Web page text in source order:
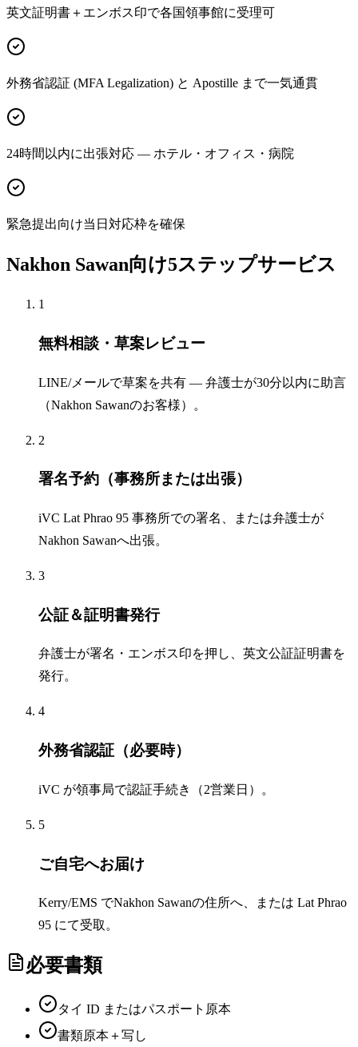
英文証明書＋エンボス印で各国領事館に受理可
外務省認証 (MFA Legalization) と Apostille まで一気通貫
24時間以内に出張対応 — ホテル・オフィス・病院
緊急提出向け当日対応枠を確保
Nakhon Sawan向け5ステップサービス
1
無料相談・草案レビュー
LINE/メールで草案を共有 — 弁護士が30分以内に助言
（Nakhon Sawanのお客様）。
2
署名予約（事務所または出張）
iVC Lat Phrao 95 事務所での署名、または弁護士が
Nakhon Sawanへ出張。
3
公証＆証明書発行
弁護士が署名・エンボス印を押し、英文公証証明書を
発行。
4
外務省認証（必要時）
iVC が領事局で認証手続き（2営業日）。
5
ご自宅へお届け
Kerry/EMS でNakhon Sawanの住所へ、または Lat Phrao
95 にて受取。
必要書類
タイ ID またはパスポート原本
書類原本＋写し